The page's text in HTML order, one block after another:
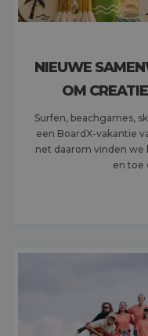
NIEUWE
OM
Surfen, beachgames,
een BoardX-vakantie
net daarom vinden we
en toe